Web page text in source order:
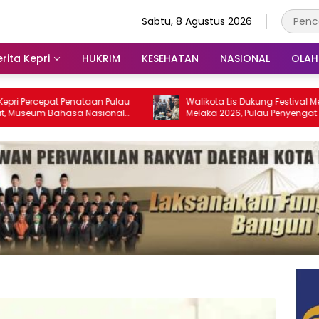
Sabtu, 8 Agustus 2026
Kepri HUKRIM KESEHATAN NASIONAL
Penataan Pulau
Nasional
Walikota Lis Dukung Festival Media Selat
Melaka 2026, Pulau Penyengat Disiapkan
Jadi Etalase Budaya Melayu